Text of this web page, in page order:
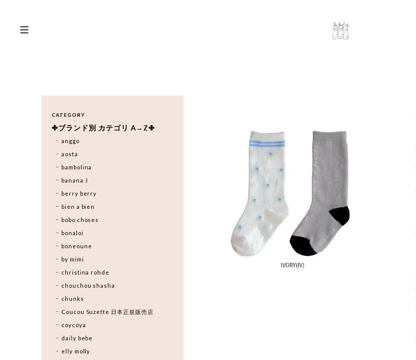
CATEGORY
✤ブランド別 カテゴリ A→Z✤
anggo
aosta
bambolina
banana J
berry berry
bien a bien
bobo choses
bonaloi
boneoune
by mimi
christina rohde
chouchou shasha
chunks
Coucou Suzette 日本正規販売店
coycoya
daily bebe
elly molly